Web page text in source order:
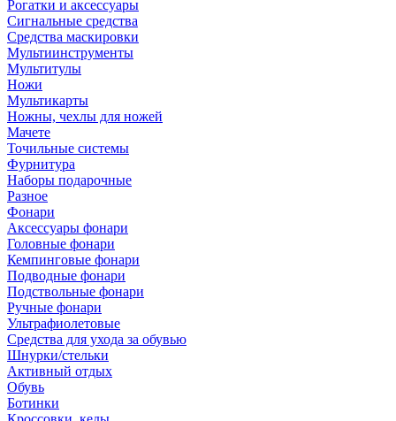
Рогатки и аксессуары
Сигнальные средства
Средства маскировки
Мультиинструменты
Мультитулы
Ножи
Мультикарты
Ножны, чехлы для ножей
Мачете
Точильные системы
Фурнитура
Наборы подарочные
Разное
Фонари
Аксессуары фонари
Головные фонари
Кемпинговые фонари
Подводные фонари
Подствольные фонари
Ручные фонари
Ультрафиолетовые
Средства для ухода за обувью
Шнурки/стельки
Активный отдых
Обувь
Ботинки